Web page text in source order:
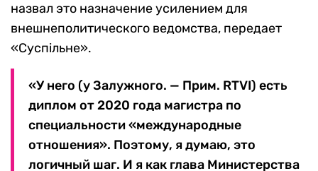
назвал это назначение усилением для
внешнеполитического ведомства, передает
«Суспiльне».
«У него (у Залужного. — Прим. RTVI) есть
диплом от 2020 года магистра по
специальности «международные
отношения». Поэтому, я думаю, это
логичный шаг. И я как глава Министерства